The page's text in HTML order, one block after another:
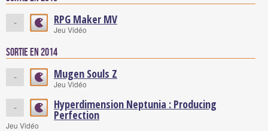
- RPG Maker MV
Jeu Vidéo
Sortie en 2014
- Mugen Souls Z
Jeu Vidéo
- Hyperdimension Neptunia : Producing
Perfection
Jeu Vidéo